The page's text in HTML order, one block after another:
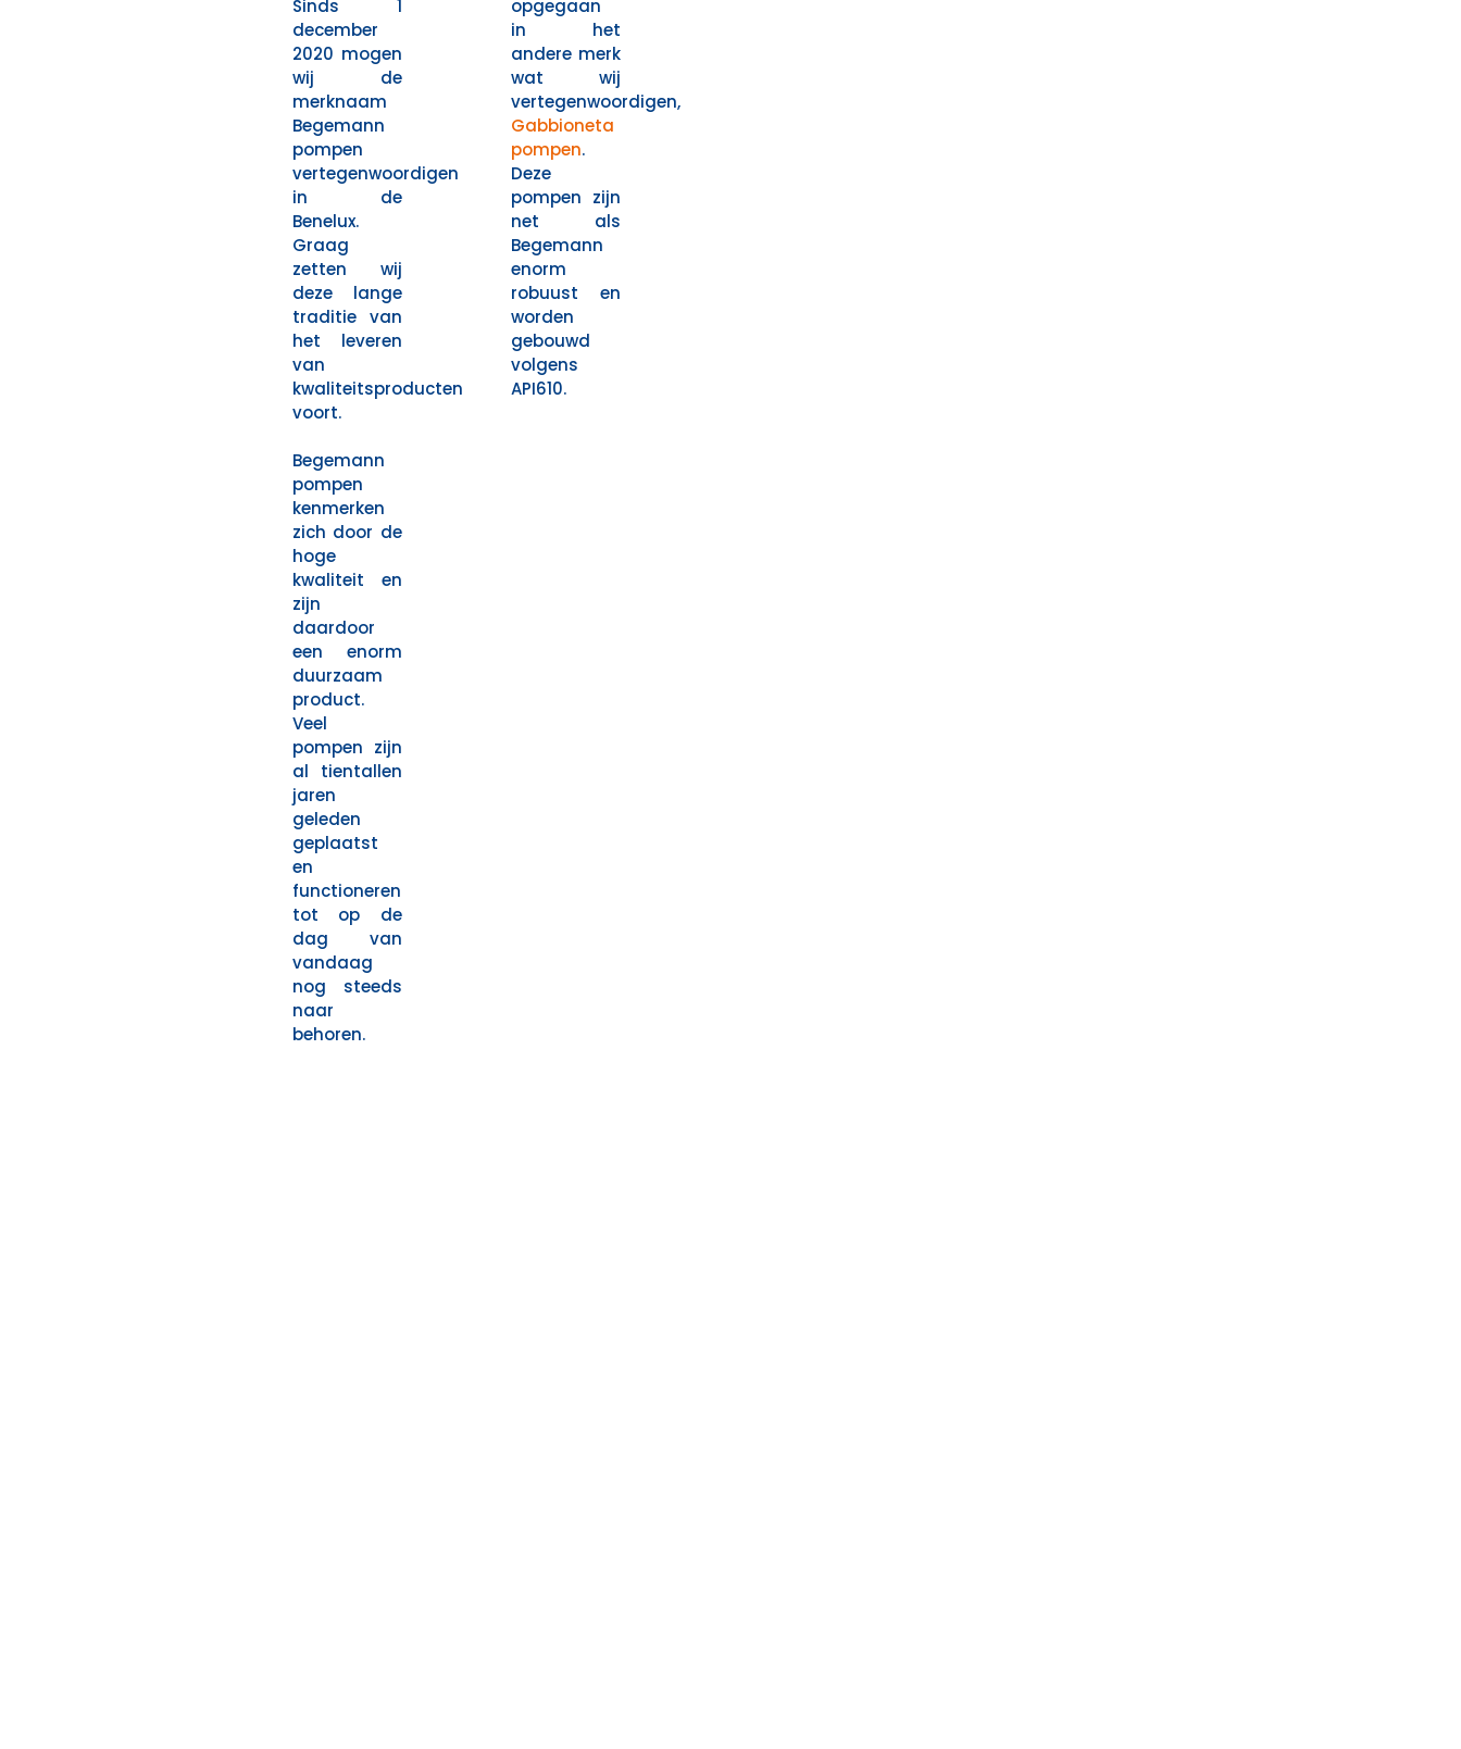
Sinds 1
december
2020 mogen
wij de
merknaam
Begemann
pompen
vertegenwoordigen
in de
Benelux.
Graag
zetten wij
deze lange
traditie van
het leveren
van
kwaliteitsproducten
voort.
Begemann
pompen
kenmerken
zich door de
hoge
kwaliteit en
zijn
daardoor
een enorm
duurzaam
product.
Veel
pompen zijn
al tientallen
jaren
geleden
geplaatst
en
functioneren
tot op de
dag van
vandaag
nog steeds
naar
behoren.
opgegaan
in het
andere merk
wat wij
vertegenwoordigen,
Gabbioneta
pompen.
Deze
pompen zijn
net als
Begemann
enorm
robuust en
worden
gebouwd
volgens
API610.